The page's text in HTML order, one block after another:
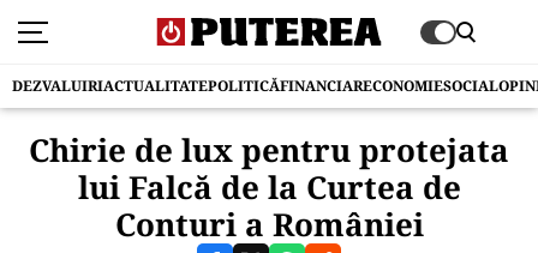
DEZVALUIRIACTUALITATEPOLITICĂFINANCIARECONOMIESOCIAL
Chirie de lux pentru protejata
lui Falcă de la Curtea de
Conturi a României